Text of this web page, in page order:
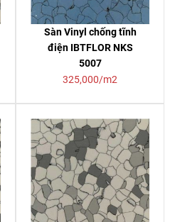
Sàn Vinyl chống tĩnh
điện IBTFLOR NKS
5007
325,000/m2